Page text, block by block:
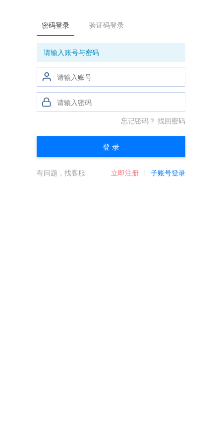
密码登录 验证码登录
请输入账号与密码
忘记密码？ 找回密码
登 录
有问题，找客服 立即注册 子账号登录